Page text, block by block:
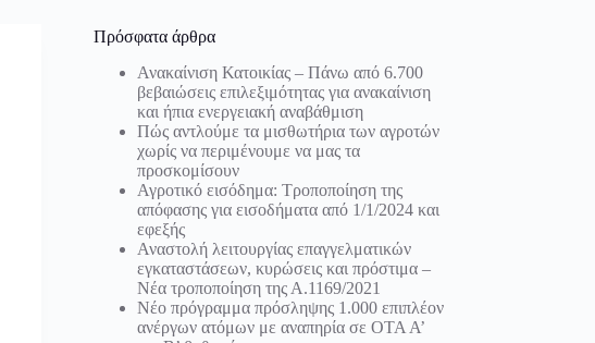
Πρόσφατα άρθρα
Ανακαίνιση Κατοικίας – Πάνω από 6.700
βεβαιώσεις επιλεξιμότητας για ανακαίνιση
και ήπια ενεργειακή αναβάθμιση
Πώς αντλούμε τα μισθωτήρια των αγροτών
χωρίς να περιμένουμε να μας τα
προσκομίσουν
Αγροτικό εισόδημα: Τροποποίηση της
απόφασης για εισοδήματα από 1/1/2024 και
εφεξής
Αναστολή λειτουργίας επαγγελματικών
εγκαταστάσεων, κυρώσεις και πρόστιμα –
Νέα τροποποίηση της Α.1169/2021
Νέο πρόγραμμα πρόσληψης 1.000 επιπλέον
ανέργων ατόμων με αναπηρία σε ΟΤΑ Α’